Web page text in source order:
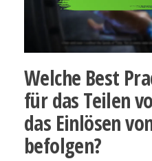
Welche Best
für das Teilen
das Einlösen
befolgen?